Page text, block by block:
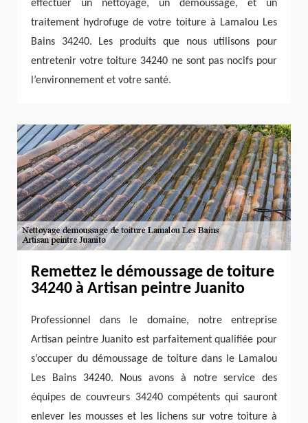
effectuer un nettoyage, un démoussage, et un
traitement hydrofuge de votre toiture à Lamalou Les
Bains 34240. Les produits que nous utilisons pour
entretenir votre toiture 34240 ne sont pas nocifs pour
l’environnement et votre santé.
Remettez le démoussage de toiture
34240 à Artisan peintre Juanito
Professionnel dans le domaine, notre entreprise
Artisan peintre Juanito est parfaitement qualifiée pour
s’occuper du démoussage de toiture dans le Lamalou
Les Bains 34240. Nous avons à notre service des
équipes de couvreurs 34240 compétents qui sauront
enlever les mousses et les lichens sur votre toiture à